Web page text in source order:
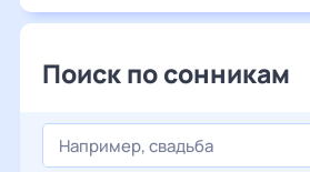
Поиск по сонникам